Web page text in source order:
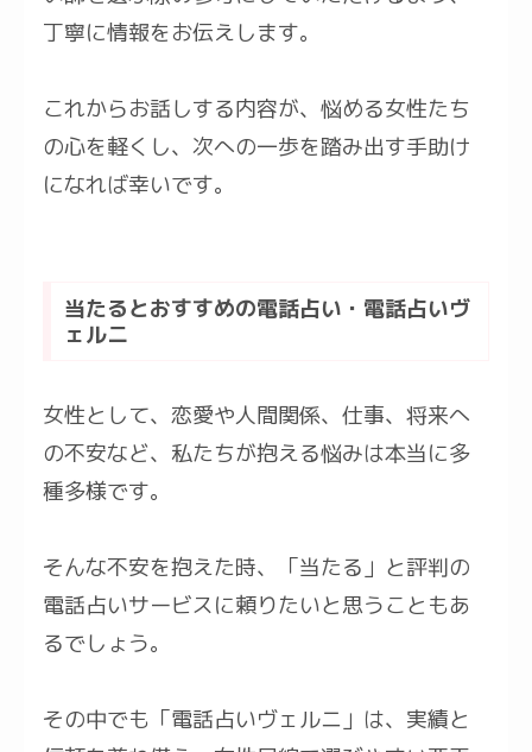
丁寧に情報をお伝えします。
これからお話しする内容が、悩める女性たち
の心を軽くし、次への一歩を踏み出す手助け
になれば幸いです。
当たるとおすすめの電話占い・電話占いヴ
ェルニ
女性として、恋愛や人間関係、仕事、将来へ
の不安など、私たちが抱える悩みは本当に多
種多様です。
そんな不安を抱えた時、「当たる」と評判の
電話占いサービスに頼りたいと思うこともあ
るでしょう。
その中でも「電話占いヴェルニ」は、実績と